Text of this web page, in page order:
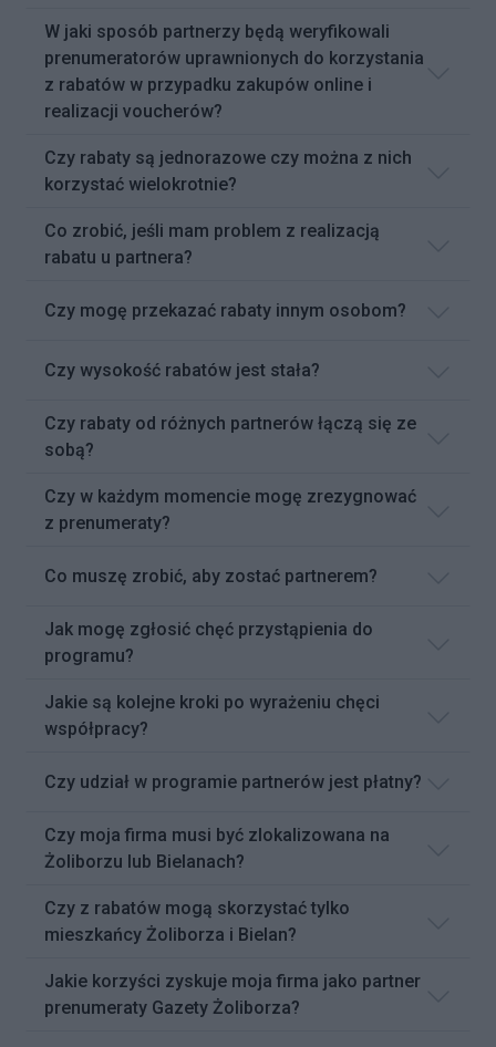
W jaki sposób partnerzy będą weryfikowali
prenumeratorów uprawnionych do korzystania
z rabatów w przypadku zakupów online i
realizacji voucherów?
Czy rabaty są jednorazowe czy można z nich
korzystać wielokrotnie?
Co zrobić, jeśli mam problem z realizacją
rabatu u partnera?
Czy mogę przekazać rabaty innym osobom?
Czy wysokość rabatów jest stała?
Czy rabaty od różnych partnerów łączą się ze
sobą?
Czy w każdym momencie mogę zrezygnować
z prenumeraty?
Co muszę zrobić, aby zostać partnerem?
Jak mogę zgłosić chęć przystąpienia do
programu?
Jakie są kolejne kroki po wyrażeniu chęci
współpracy?
Czy udział w programie partnerów jest płatny?
Czy moja firma musi być zlokalizowana na
Żoliborzu lub Bielanach?
Czy z rabatów mogą skorzystać tylko
mieszkańcy Żoliborza i Bielan?
Jakie korzyści zyskuje moja firma jako partner
prenumeraty Gazety Żoliborza?